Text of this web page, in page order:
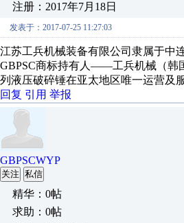
注册：2017年7月18日
发表于：2017-07-25 11:27:03
江苏工兵机械装备有限公司隶属于中
GBPSC商标持有人——工兵机械（韩
列液压破碎锤在亚太地区唯一运营及
回复 引用 举报
GBPSCWYP
关注 私信
精华：0帖
求助：0帖